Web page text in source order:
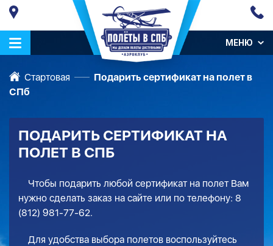
МЕНЮ
Стартовая
Подарить сертификат на полет в
СПб
ПОДАРИТЬ СЕРТИФИКАТ НА
ПОЛЕТ В СПБ
Чтобы подарить любой сертификат на полет Вам
нужно сделать заказ на сайте или по телефону: 8
(812) 981-77-62.
Для удобства выбора полетов воспользуйтесь